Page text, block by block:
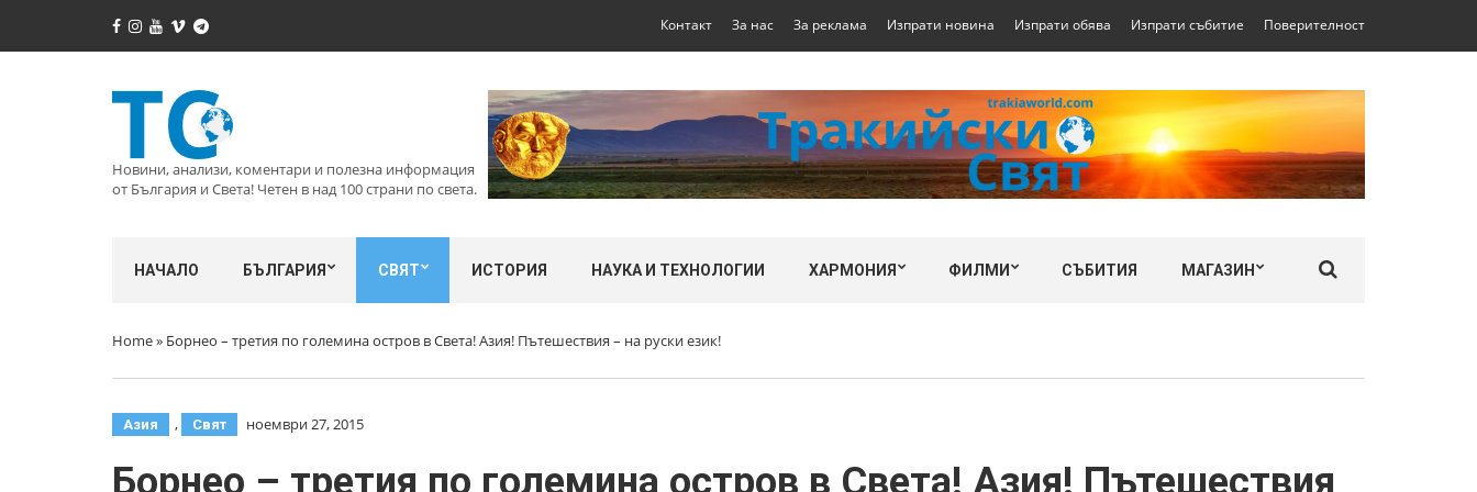
Контакт За нас За реклама Изпрати новина Изпрати обява Изпрати събитие Поверителност
Новини, анализи, коментари и полезна информация
от България и Света! Четен в над 100 страни по света.
НАЧАЛО БЪЛГАРИЯ СВЯТ ИСТОРИЯ НАУКА И ТЕХНОЛОГИИ ХАРМОНИЯ ФИЛМИ СЪБИТИЯ МАГАЗИН
Home» Борнео – третия по големина остров в Света! Азия! Пътешествия – на руски език!
Азия , Свят ноември 27, 2015
Борнео – третия по големина остров в Света! Азия! Пътешествия